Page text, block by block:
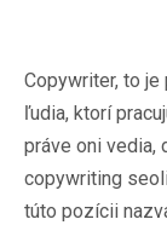
Copywriter, to je
ľudia, ktorí
práve oni vedia,
copywriting
túto pozícii